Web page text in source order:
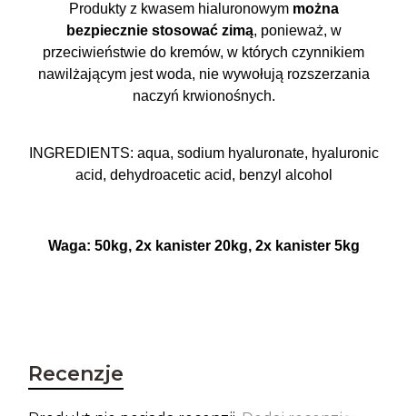
Produkty z kwasem hialuronowym można
bezpiecznie stosować zimą, ponieważ, w
przeciwieństwie do kremów, w których czynnikiem
nawilżającym jest woda, nie wywołują rozszerzania
naczyń krwionośnych.
INGREDIENTS: aqua, sodium hyaluronate, hyaluronic
acid, dehydroacetic acid, benzyl alcohol
Waga: 50kg, 2x kanister 20kg, 2x kanister 5kg
Recenzje